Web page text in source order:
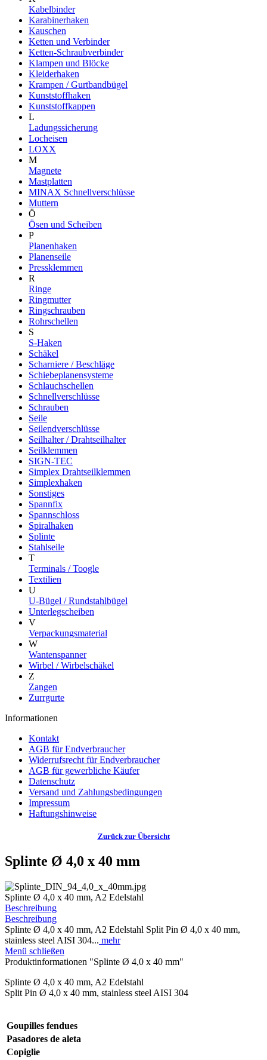
Kabelbinder
Karabinerhaken
Kauschen
Ketten und Verbinder
Ketten-Schraubverbinder
Klampen und Blöcke
Kleiderhaken
Krampen / Gurtbandbügel
Kunststoffhaken
Kunststoffkappen
L
Ladungssicherung
Locheisen
LOXX
M
Magnete
Mastplatten
MINAX Schnellverschlüsse
Muttern
Ö
Ösen und Scheiben
P
Planenhaken
Planenseile
Pressklemmen
R
Ringe
Ringmutter
Ringschrauben
Rohrschellen
S
S-Haken
Schäkel
Scharniere / Beschläge
Schiebeplanensysteme
Schlauchschellen
Schnellverschlüsse
Schrauben
Seile
Seilendverschlüsse
Seilhalter / Drahtseilhalter
Seilklemmen
SIGN-TEC
Simplex Drahtseilklemmen
Simplexhaken
Sonstiges
Spannfix
Spannschloss
Spiralhaken
Splinte
Stahlseile
T
Terminals / Toogle
Textilien
U
U-Bügel / Rundstahlbügel
Unterlegscheiben
V
Verpackungsmaterial
W
Wantenspanner
Wirbel / Wirbelschäkel
Z
Zangen
Zurrgurte
Informationen
Kontakt
AGB für Endverbraucher
Widerrufsrecht für Endverbraucher
AGB für gewerbliche Käufer
Datenschutz
Versand und Zahlungsbedingungen
Impressum
Haftungshinweise
Zurück zur Übersicht
Splinte Ø 4,0 x 40 mm
Splinte Ø 4,0 x 40 mm, A2 Edelstahl
Beschreibung
Beschreibung
Splinte Ø 4,0 x 40 mm, A2 Edelstahl Split Pin Ø 4,0 x 40 mm,
stainless steel AISI 304... mehr
Menü schließen
Produktinformationen "Splinte Ø 4,0 x 40 mm"
Splinte Ø 4,0 x 40 mm, A2 Edelstahl
Split Pin Ø 4,0 x 40 mm, stainless steel AISI 304
Goupilles fendues
Pasadores de aleta
Copiglie